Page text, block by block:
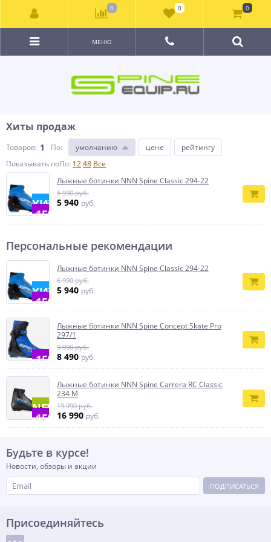
МЕНЮ
Хиты продаж
Товаров: 1 По: умолчанию цене
рейтингу
Показывать поПо: 1248 Все
ХИТ
-15%
Лыжные ботинки NNN Spine Classic 294-22
6 990 руб.
5 940 руб.
Персональные рекомендации
ХИТ
-15%
Лыжные ботинки NNN Spine Classic 294-22
6 990 руб.
5 940 руб.
-15%
Лыжные ботинки NNN Spine Concept Skate Pro
297/1
9 990 руб.
8 490 руб.
NEW
-15%
Лыжные ботинки NNN Spine Carrera RC Classic
234 M
19 990 руб.
16 990 руб.
Будьте в курсе!
Новости, обзоры и акции
ПОДПИСАТЬСЯ
Присоединяйтесь
0 0 0